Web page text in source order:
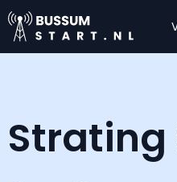
Strating